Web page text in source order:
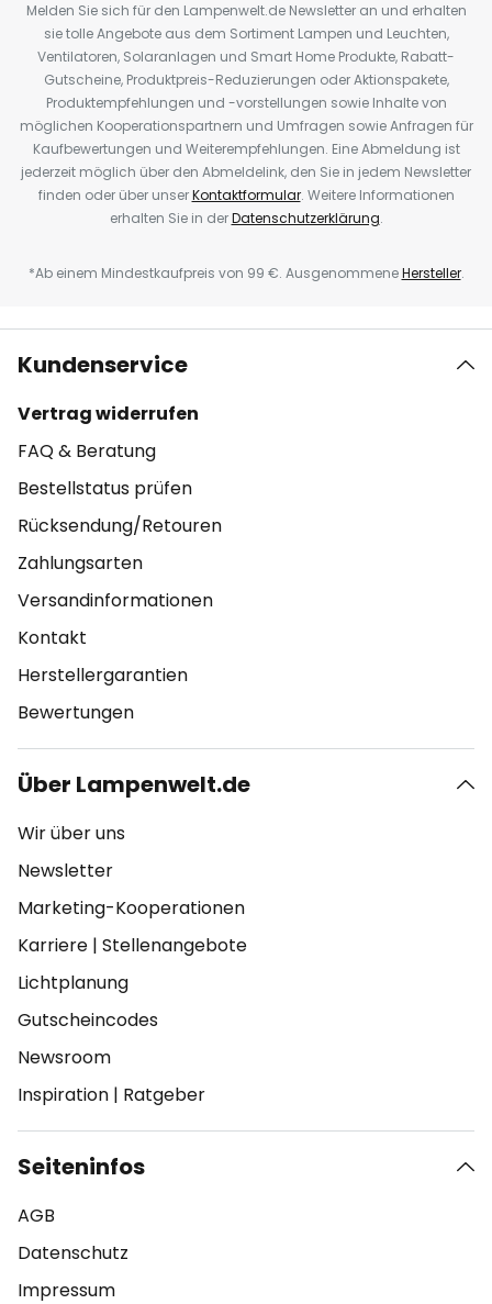
Melden Sie sich für den Lampenwelt.de Newsletter an und erhalten
sie tolle Angebote aus dem Sortiment Lampen und Leuchten,
Ventilatoren, Solaranlagen und Smart Home Produkte, Rabatt-
Gutscheine, Produktpreis-Reduzierungen oder Aktionspakete,
Produktempfehlungen und -vorstellungen sowie Inhalte von
möglichen Kooperationspartnern und Umfragen sowie Anfragen für
Kaufbewertungen und Weiterempfehlungen. Eine Abmeldung ist
jederzeit möglich über den Abmeldelink, den Sie in jedem Newsletter
finden oder über unserKontaktformular. Weitere Informationen
erhalten Sie in derDatenschutzerklärung.
*Ab einem Mindestkaufpreis von 99 €. AusgenommeneHersteller.
Kundenservice
Vertrag widerrufen
FAQ & Beratung
Bestellstatus prüfen
Rücksendung/Retouren
Zahlungsarten
Versandinformationen
Kontakt
Herstellergarantien
Bewertungen
Über Lampenwelt.de
Wir über uns
Newsletter
Marketing-Kooperationen
Karriere | Stellenangebote
Lichtplanung
Gutscheincodes
Newsroom
Inspiration | Ratgeber
Seiteninfos
AGB
Datenschutz
Impressum